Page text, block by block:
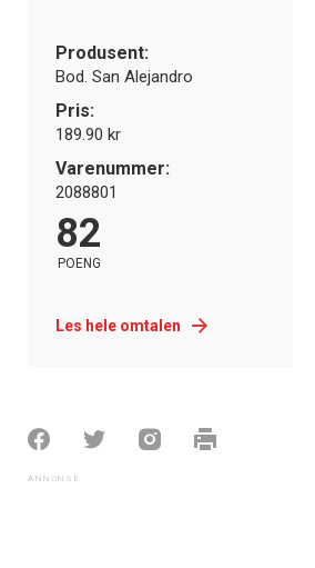
Produsent:
Bod. San Alejandro
Pris:
189.90 kr
Varenummer:
2088801
82
POENG
Les hele omtalen